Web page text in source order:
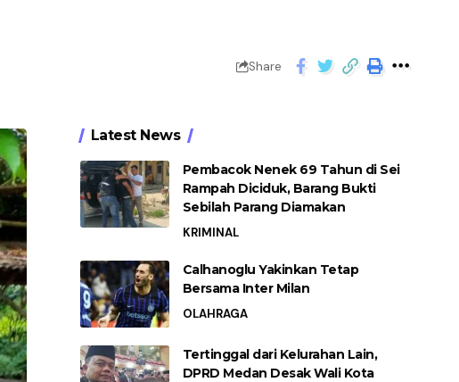
Share
Latest News
Pembacok Nenek 69 Tahun di Sei
Rampah Diciduk, Barang Bukti
Sebilah Parang Diamakan
KRIMINAL
Calhanoglu Yakinkan Tetap
Bersama Inter Milan
OLAHRAGA
Tertinggal dari Kelurahan Lain,
DPRD Medan Desak Wali Kota